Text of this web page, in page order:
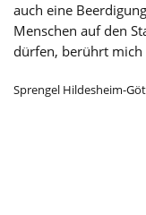
auch eine
Menschen auf den
dürfen, berührt mich
Sprengel Hildesheim-